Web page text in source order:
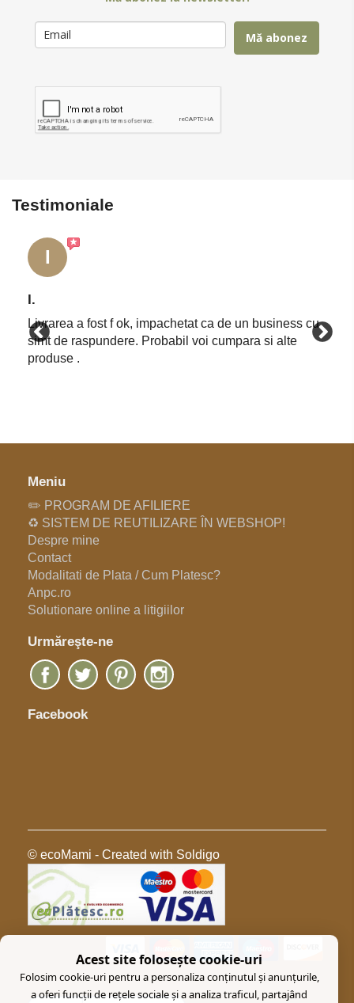
Mă abonez
Testimoniale
I
I.
Livrarea a fost f ok, impachetat ca de un business cu
simt de raspundere. Probabil voi cumpara si alte
produse .
Meniu
✏️ PROGRAM DE AFILIERE
♻️ SISTEM DE REUTILIZARE ÎN WEBSHOP!
Despre mine
Contact
Modalitati de Plata / Cum Platesc?
Anpc.ro
Solutionare online a litigiilor
Urmăreşte-ne
Facebook
© ecoMami - Created with Soldigo
Acest site folosește cookie-uri
Folosim cookie-uri pentru a personaliza conținutul și anunțurile,
a oferi funcții de rețele sociale și a analiza traficul, partajând